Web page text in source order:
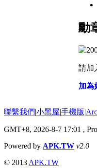
勳
請加
加為
聯繫我們|小黑屋|手機版|
GMT+8, 2026-8-7 17:01 ,
Powered by APK.TW v2.0
© 2013 APK.TW